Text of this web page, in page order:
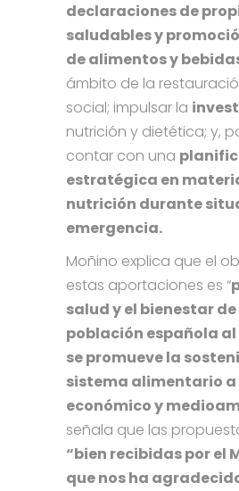
declaraciones de
saludables y
de alimentos y
ámbito de la
social; impulsar la
nutrición y dietética; y,
contar con una
estratégica en
nutrición durante
emergencia.
Moñino explica que el
estas aportaciones es “
salud y el bienestar
población española
se promueve la
sistema alimentario a
económico y
señala que las
“bien recibidas por el
que nos ha